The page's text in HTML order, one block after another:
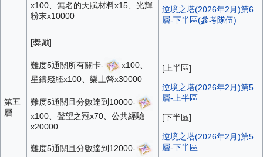
x100、無名的天賦材料x15、光輝
粉末x10000
逆境之塔(2026年2月)第6
層-下半區(參考隊伍)
第五
層
[獎勵]
難度5通關所有關卡-
x100、
星鑄殘胚x100、樂土幣x30000
難度5通關且分數達到10000-
x100、聲望之冠x70、公共經驗
x20000
難度5通關且分數達到12000-
[上半區]
逆境之塔(2026年2月)第5
層-上半區
[下半區]
逆境之塔(2026年2月)第5
層-下半區